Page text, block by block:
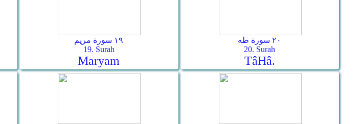
١٩ سورة مريم
19. Surah
Maryam
٢٠ سورة طه
20. Surah
Tâ­Hâ.